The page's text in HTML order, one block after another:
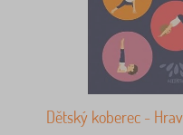
Dětský koberec -